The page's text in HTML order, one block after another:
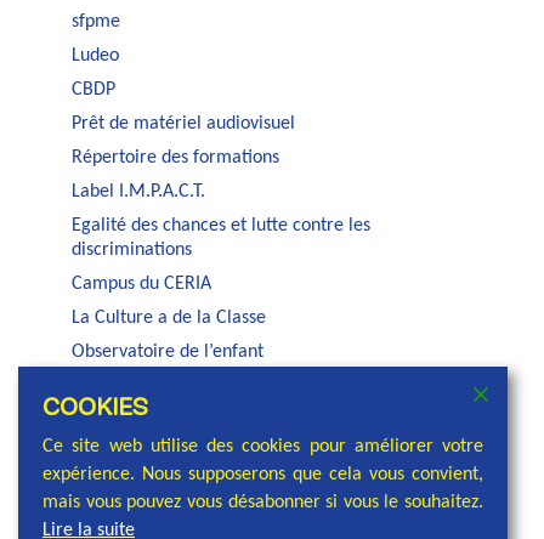
sfpme
Ludeo
CBDP
Prêt de matériel audiovisuel
Répertoire des formations
Label I.M.P.A.C.T.
Egalité des chances et lutte contre les
discriminations
Campus du CERIA
La Culture a de la Classe
Observatoire de l’enfant
Service PSE de la COCOF
COOKIES
Ce site web utilise des cookies pour améliorer votre
expérience. Nous supposerons que cela vous convient,
mais vous pouvez vous désabonner si vous le souhaitez.
Lire la suite